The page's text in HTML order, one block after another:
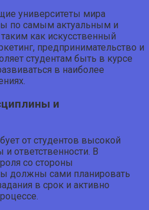
университеты мира
по самым актуальным и
как искусственный
предпринимательство и
студентам быть в курсе
в наиболее
и
от студентов высокой
ответственности. В
со стороны
должны сами планировать
в срок и активно